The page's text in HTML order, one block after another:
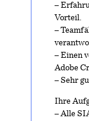
–
Vorteil.
–
– Einen
Adobe
– Sehr
Ihre
– Alle